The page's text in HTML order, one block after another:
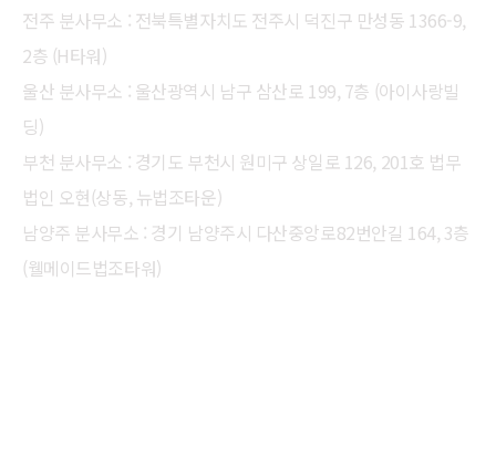
전주 분사무소 : 전북특별자치도 전주시 덕진구 만성동 1366-9,
2층 (H타워)
울산 분사무소 : 울산광역시 남구 삼산로 199, 7층 (아이사랑빌
딩)
부천 분사무소 : 경기도 부천시 원미구 상일로 126, 201호 법무
법인 오현(상동, 뉴법조타운)
남양주 분사무소 : 경기 남양주시 다산중앙로82번안길 164, 3층
(웰메이드법조타워)